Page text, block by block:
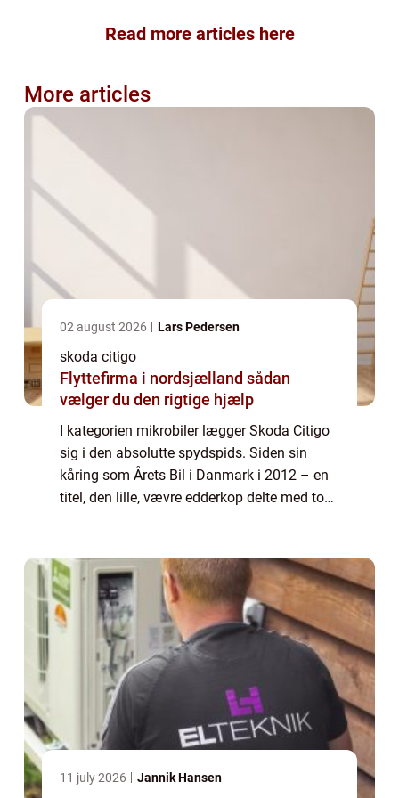
Read more articles here
More articles
02 august 2026 Lars Pedersen
skoda citigo
Flyttefirma i nordsjælland sådan
vælger du den rigtige hjælp
I kategorien mikrobiler lægger Skoda Citigo
sig i den absolutte spydspids. Siden sin
kåring som Årets Bil i Danmark i 2012 – en
titel, den lille, vævre edderkop delte med to
11 july 2026 Jannik Hansen